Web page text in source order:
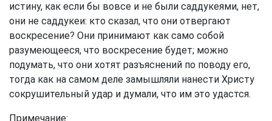
истину, как если бы вовсе и не были саддукеями, нет,
они не саддукеи: кто сказал, что они отвергают
воскресение? Они принимают как само собой
разумеющееся, что воскресение будет; можно
подумать, что они хотят разъяснений по поводу его,
тогда как на самом деле замышляли нанести Христу
сокрушительный удар и думали, что им это удастся.
Примечание: